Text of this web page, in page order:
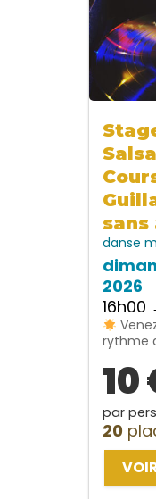
sans
danse
2026
16h00
rythme
10
par
20